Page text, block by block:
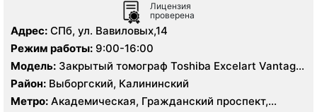
Лицензия
проверена
Адрес: СПб, ул. Вавиловых,14
Режим работы: 9:00-16:00
Модель: Закрытый томограф Toshiba Excelart Vantage
Atlas X 1.5 Тесла, КТ Toshiba Aquillion 64 среза, КТ
Toshiba Aquillion 16 срезов
Район: Выборгский, Калининский
Метро: Академическая, Гражданский проспект,